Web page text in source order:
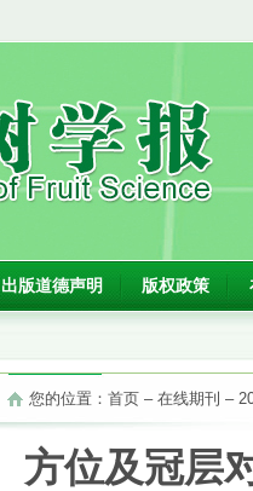
出版道德声明 版权政策
您的位置： 首页 – 在线期刊 –
方位及冠层